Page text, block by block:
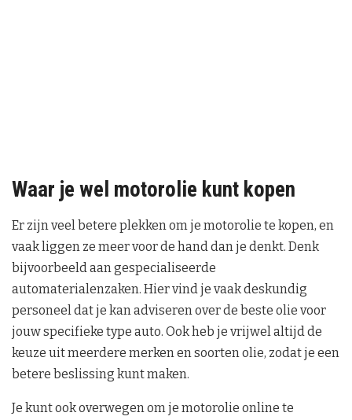
Waar je wel motorolie kunt kopen
Er zijn veel betere plekken om je motorolie te kopen, en
vaak liggen ze meer voor de hand dan je denkt. Denk
bijvoorbeeld aan gespecialiseerde
automaterialenzaken. Hier vind je vaak deskundig
personeel dat je kan adviseren over de beste olie voor
jouw specifieke type auto. Ook heb je vrijwel altijd de
keuze uit meerdere merken en soorten olie, zodat je een
betere beslissing kunt maken.
Je kunt ook overwegen om je motorolie online te